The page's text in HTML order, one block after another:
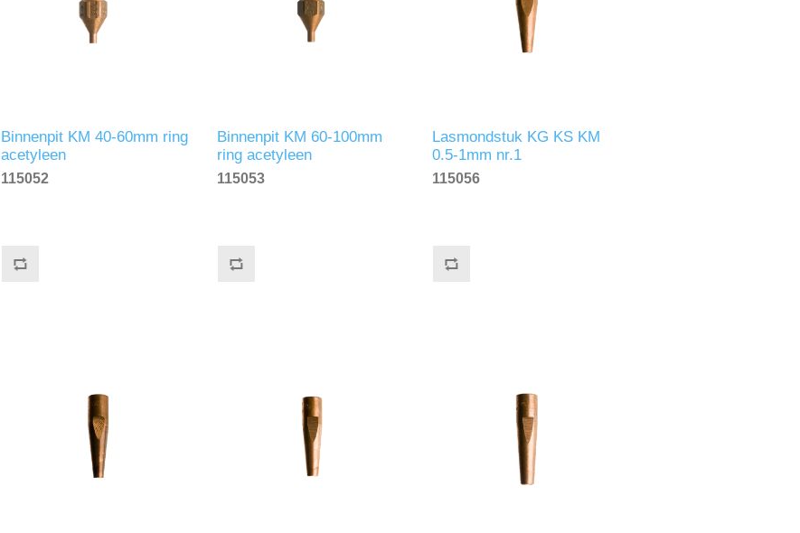
Binnenpit KM 40-60mm ring
acetyleen
115052
Binnenpit KM 60-100mm
ring acetyleen
115053
Lasmondstuk KG KS KM
0.5-1mm nr.1
115056